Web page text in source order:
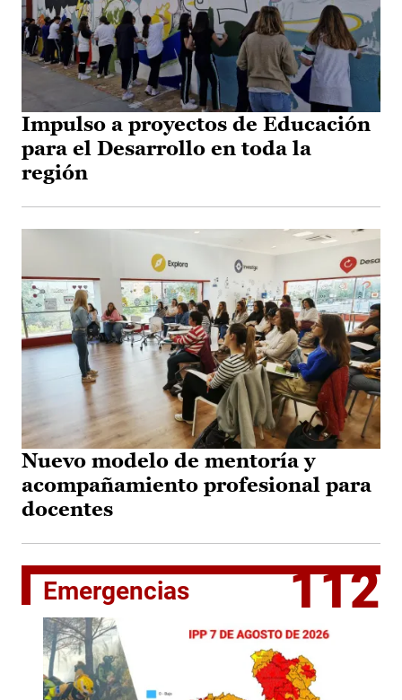
Impulso a proyectos de Educación
para el Desarrollo en toda la
región
Nuevo modelo de mentoría y
acompañamiento profesional para
docentes
Emergencias 112